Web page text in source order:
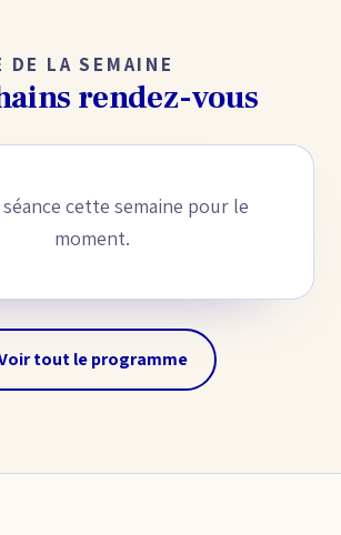
DE LA SEMAINE
rendez-vous
cette semaine pour le
moment.
tout le programme